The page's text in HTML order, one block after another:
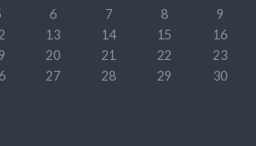
6 7 8
9
13 14 15
16
20 21 22
23
27 28 29
30